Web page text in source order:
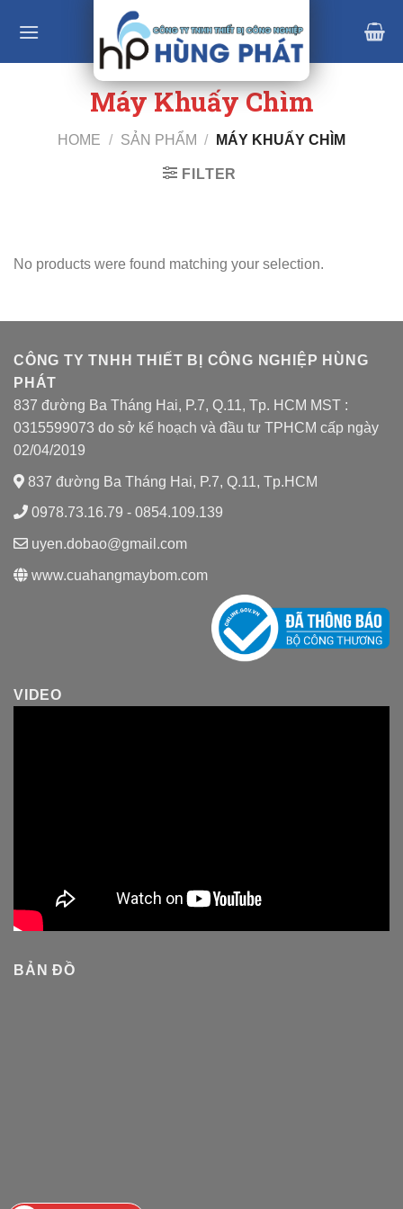
Máy Khuấy Chìm
HOME / SẢN PHẨM / MÁY KHUẤY CHÌM
FILTER
No products were found matching your selection.
CÔNG TY TNHH THIẾT BỊ CÔNG NGHIỆP HÙNG
PHÁT
837 đường Ba Tháng Hai, P.7, Q.11, Tp. HCM MST :
0315599073 do sở kế hoạch và đầu tư TPHCM cấp ngày
02/04/2019
837 đường Ba Tháng Hai, P.7, Q.11, Tp.HCM
0978.73.16.79 - 0854.109.139
uyen.dobao@gmail.com
www.cuahangmaybom.com
VIDEO
BẢN ĐỒ